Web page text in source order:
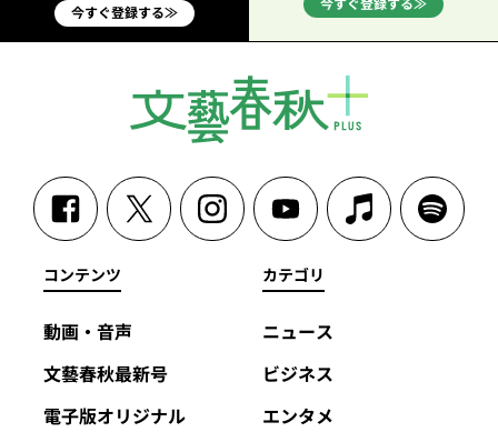
今すぐ登録する≫
コンテンツ
動画・音声
文藝春秋最新号
電子版オリジナル
カテゴリ
ニュース
ビジネス
エンタメ